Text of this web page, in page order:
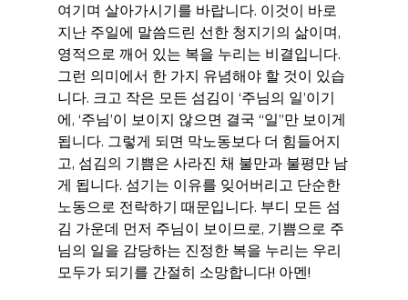
여기며 살아가시기를 바랍니다. 이것이 바로
지난 주일에 말씀드린 선한 청지기의 삶이며,
영적으로 깨어 있는 복을 누리는 비결입니다.
그런 의미에서 한 가지 유념해야 할 것이 있습
니다. 크고 작은 모든 섬김이 ‘주님의 일’이기
에, ‘주님’이 보이지 않으면 결국 “일”만 보이게
됩니다. 그렇게 되면 막노동보다 더 힘들어지
고, 섬김의 기쁨은 사라진 채 불만과 불평만 남
게 됩니다. 섬기는 이유를 잊어버리고 단순한
노동으로 전락하기 때문입니다. 부디 모든 섬
김 가운데 먼저 주님이 보이므로, 기쁨으로 주
님의 일을 감당하는 진정한 복을 누리는 우리
모두가 되기를 간절히 소망합니다! 아멘!